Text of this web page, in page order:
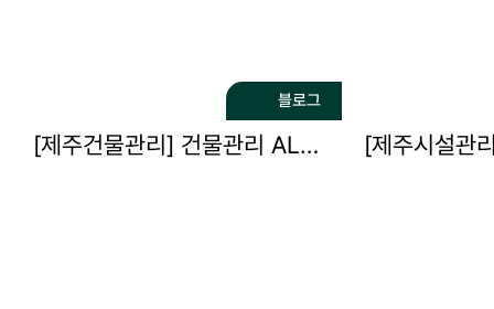
블로그
[제주건물관리] 건물관리 ALL IN ONE 시스템 !…